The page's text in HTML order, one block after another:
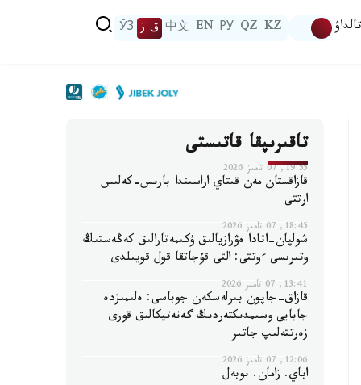
تالداۋ KZ
QZ
РУ
EN
中文 ق ز ЎЗ
تاقىرىپقا قاتىستى
19:55, 07 تامىز 2026
قازاقستان مەن قىتاي اراسىندا بارىس-كەلىس
ارتتى
18:45, 07 تامىز 2026
شولپان-اتادا ەۋرازيالىق ۇكىمەتارالىق كەڭەستىڭ
وتىرىسى ءوتتى: التى قۇجاتقا قول قويىلدى
13:41, 07 تامىز 2026
قازاق-جاپون بىرلەسكەن جوباسى: ەلىمىزدە
جابايى وسىمدىكتەردىڭ گەنەتيكالىق قورى
زەرتتەلىپ جاتىر
12:06, 07 تامىز 2026
اباي. زامان. نوبەل